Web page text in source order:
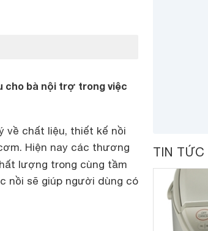
cho bà nội trợ trong việc
về chất liệu, thiết kế nồi
Hiện nay các thương
lượng trong cùng tầm
nồi sẽ giúp người dùng có
TIN TỨC